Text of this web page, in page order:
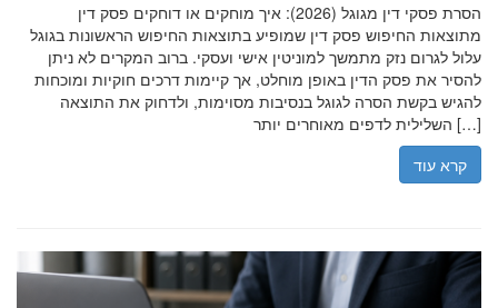
הסרת פסקי דין מגוגל (2026): איך מוחקים או דוחקים פסק דין
מתוצאות החיפוש פסק דין שמופיע בתוצאות החיפוש הראשונות בגוגל
עלול לגרום נזק מתמשך למוניטין אישי ועסקי. ברוב המקרים לא ניתן
להסיר את פסק הדין באופן מוחלט, אך קיימות דרכים חוקיות ומוכחות
להגיש בקשת הסרה לגוגל בנסיבות מסוימות, ולדחוק את התוצאה
השלילית לדפים מאוחרים יותר […]
קרא עוד